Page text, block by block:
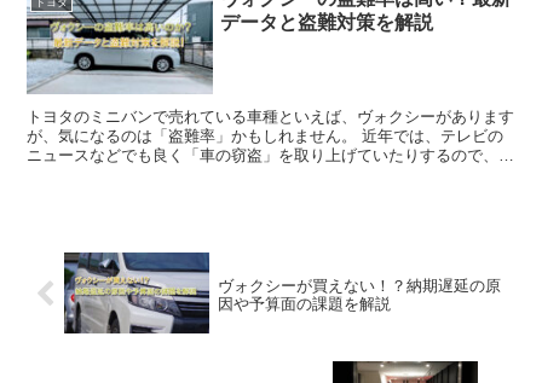
データと盗難対策を解説
トヨタのミニバンで売れている車種といえば、ヴォクシーがあります
が、気になるのは「盗難率」かもしれません。 近年では、テレビの
ニュースなどでも良く「車の窃盗」を取り上げていたりするので、や
ヴォクシーが買えない！？納期遅延の原
因や予算面の課題を解説